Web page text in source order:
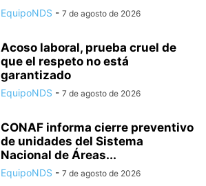
EquipoNDS - 7 de agosto de 2026
Acoso laboral, prueba cruel de
que el respeto no está
garantizado
EquipoNDS - 7 de agosto de 2026
CONAF informa cierre preventivo
de unidades del Sistema
Nacional de Áreas...
EquipoNDS - 7 de agosto de 2026